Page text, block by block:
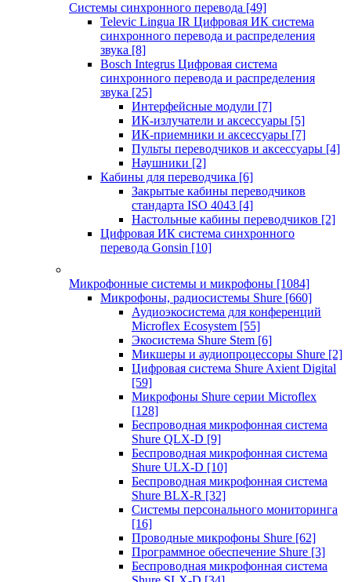
Системы синхронного перевода [49]
Televic Lingua IR Цифровая ИК система
синхронного перевода и распределения
звука [8]
Bosch Integrus Цифровая система
синхронного перевода и распределения
звука [25]
Интерфейсные модули [7]
ИК-излучатели и аксессуары [5]
ИК-приемники и аксессуары [7]
Пульты переводчиков и аксессуары [4]
Наушники [2]
Кабины для переводчика [6]
Закрытые кабины переводчиков
стандарта ISO 4043 [4]
Настольные кабины переводчиков [2]
Цифровая ИК система синхронного
перевода Gonsin [10]
Микрофонные системы и микрофоны [1084]
Микрофоны, радиосистемы Shure [660]
Аудиоэкосистема для конференций
Microflex Ecosystem [55]
Экосистема Shure Stem [6]
Микшеры и аудиопроцессоры Shure [2]
Цифровая система Shure Axient Digital
[59]
Микрофоны Shure серии Microflex
[128]
Беспроводная микрофонная система
Shure QLX-D [9]
Беспроводная микрофонная система
Shure ULX-D [10]
Беспроводная микрофонная система
Shure BLX-R [32]
Системы персонального мониторинга
[16]
Проводные микрофоны Shure [62]
Программное обеспечение Shure [3]
Беспроводная микрофонная система